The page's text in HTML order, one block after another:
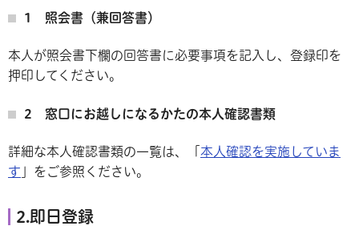
1 照会書（兼回答書）
本人が照会書下欄の回答書に必要事項を記入し、登録印を
押印してください。
2 窓口にお越しになるかたの本人確認書類
詳細な本人確認書類の一覧は、「 本人確認を実施していま
す 」をご参照ください。
2.即日登録